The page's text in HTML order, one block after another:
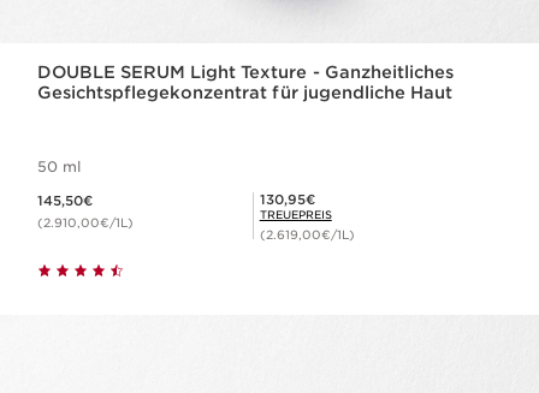
DOUBLE SERUM Light Texture - Ganzheitliches
Gesichtspflegekonzentrat für jugendliche Haut
50 ml
145,50€
(2.910,00€/1L)
Mitgliederpreis 130,95€
130,95€
TREUEPREIS
(2.619,00€/1L)